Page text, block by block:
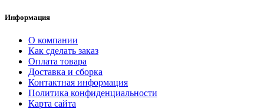
Информация
О компании
Как сделать заказ
Оплата товара
Доставка и сборка
Контактная информация
Политика конфиденциальности
Карта сайта